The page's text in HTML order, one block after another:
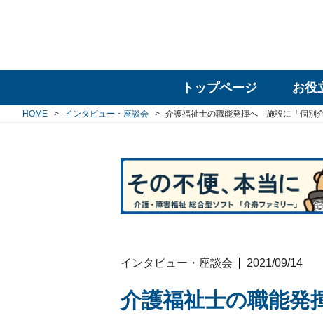
トップページ お役
HOME インタビュー・座談会 介護福祉士の職能発揮へ 施設に「個別
インタビュー・座談会 2021/09/14
介護福祉士の職能